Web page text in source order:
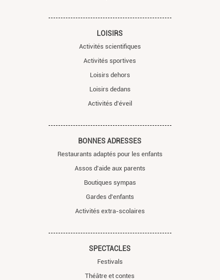
LOISIRS
Activités scientifiques
Activités sportives
Loisirs dehors
Loisirs dedans
Activités d'éveil
BONNES ADRESSES
Restaurants adaptés pour les enfants
Assos d'aide aux parents
Boutiques sympas
Gardes d'enfants
Activités extra-scolaires
SPECTACLES
Festivals
Théâtre et contes